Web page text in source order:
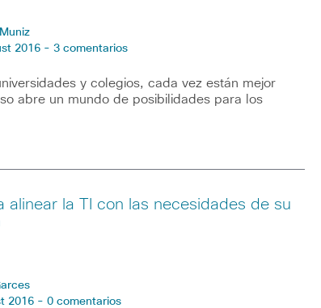
2016 - 3 comentarios
y colegios, cada vez están mejor
abre un mundo de posibilidades para los
alinear la TI con las necesidades de su
2016 - 0 comentarios